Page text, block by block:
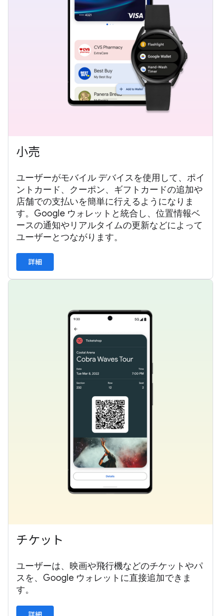
小売
ユーザーがモバイル デバイスを使用して、ポイ
ントカード、クーポン、ギフトカードの追加や
店舗での支払いを簡単に行えるようになりま
す。Google ウォレットと統合し、位置情報ベ
ースの通知やリアルタイムの更新などによって
ユーザーとつながります。
詳細
チケット
ユーザーは、映画や飛行機などのチケットやパ
スを、Google ウォレットに直接追加できま
す。